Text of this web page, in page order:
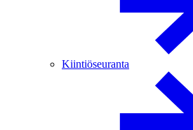
Kiintiöseuranta